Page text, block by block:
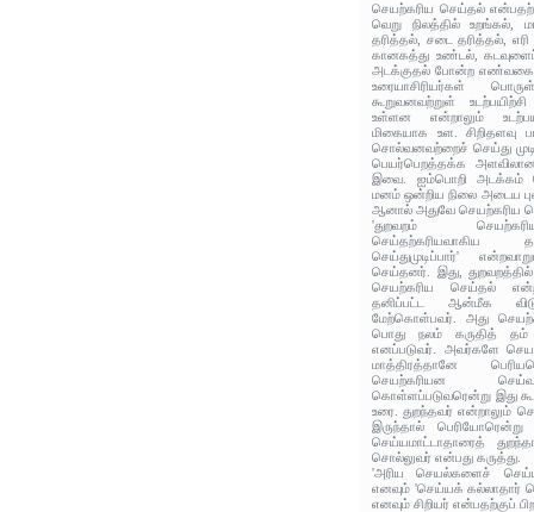
செயற்கரிய செய்தல்
வெறு நிலத்தில்
தரித்தல், சடை தரித்தல்,
கானகத்து உண்டல்,
அடக்குதல் போன்ற எண்வகை
உரையாசிரியர்கள்
கூறுவனவற்றுள்
உள்ளன என்றாலும்
மிகையாக உள. சிறிதளவு
சொல்வனவற்றைச் செய்து
பெயர்பெறத்தக்க
இவை. ஐம்பொறி அடக்கம்
மனம் ஒன்றிய நிலை அடைய
ஆனால் அதுவே செயற்கரிய
'துறவறம்
செய்தற்கரியவாகிய
செய்துமுடிப்பார்'
செய்தனர். இது, துறவறத்தில்
செயற்கரிய செய்தல்
தனிப்பட்ட ஆன்மீக
மேற்கொள்பவர். அது
பொது நலம் கருதித் தம்
எனப்படுவர். அவர்களே
மாத்திரத்தானே
செயற்கரியன
கொள்ளப்படுவரென்று இது
உரை. துறந்தவர் என்றாலும்
இருந்தால்
செய்யமாட்டாதாரைத்
சொல்லுவர் என்பது கருத்து.
'அரிய செயல்களைச் செய்ய
எனவும் 'செய்யக் கல்லாதார்
எனவும் சிறியர் என்பதற்குப்